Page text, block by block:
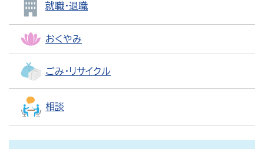
就職・退職
おくやみ
ごみ・リサイクル
相談